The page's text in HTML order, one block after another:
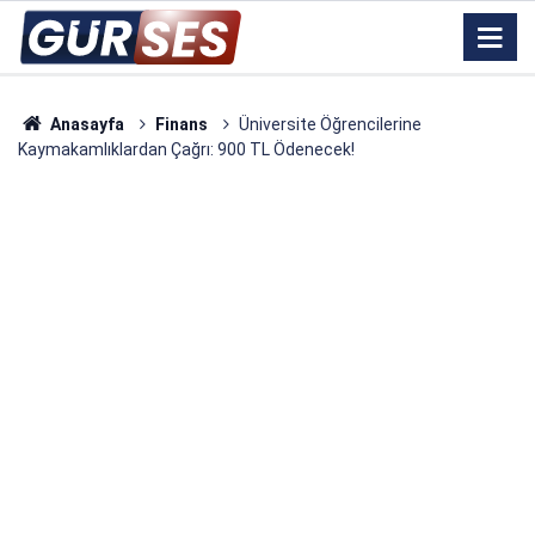
Anasayfa Finans
Üniversite Öğrencilerine
Kaymakamlıklardan Çağrı: 900 TL Ödenecek!